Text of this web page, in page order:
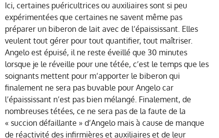
Ici, certaines puéricultrices ou auxiliaires sont si peu
expérimentées que certaines ne savent même pas
préparer un biberon de lait avec de l’épaississant. Elles
veulent tout gérer pour tout quantifier, tout maîtriser.
Angelo est épuisé, il ne reste éveillé que 30 minutes
lorsque je le réveille pour une tétée, c’est le temps que les
soignants mettent pour m’apporter le biberon qui
finalement ne sera pas buvable pour Angelo car
l’épaississant n’est pas bien mélangé. Finalement, de
nombreuses tétées, ce ne sera pas de la faute de la
« succion défaillante » d’Angelo mais à cause de manque
de réactivité des infirmières et auxiliaires et de leur